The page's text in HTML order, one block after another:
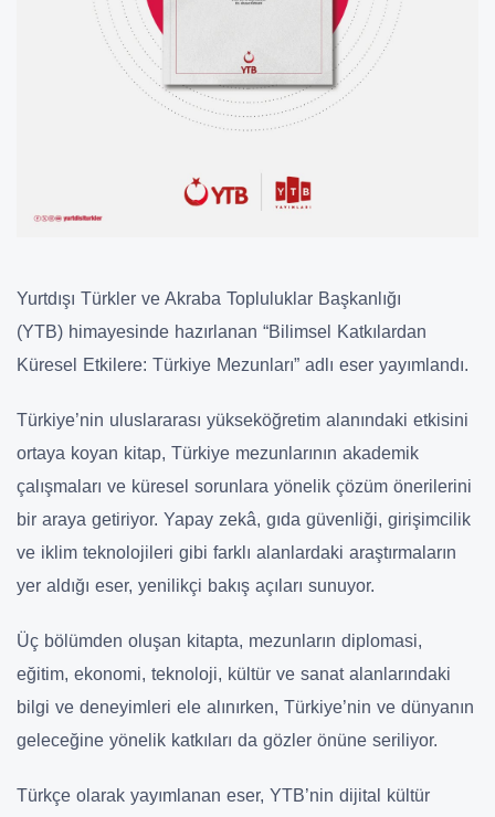
Yurtdışı Türkler ve Akraba Topluluklar Başkanlığı
(YTB) himayesinde hazırlanan “Bilimsel Katkılardan
Küresel Etkilere: Türkiye Mezunları” adlı eser yayımlandı.
Türkiye’nin uluslararası yükseköğretim alanındaki etkisini
ortaya koyan kitap, Türkiye mezunlarının akademik
çalışmaları ve küresel sorunlara yönelik çözüm önerilerini
bir araya getiriyor. Yapay zekâ, gıda güvenliği, girişimcilik
ve iklim teknolojileri gibi farklı alanlardaki araştırmaların
yer aldığı eser, yenilikçi bakış açıları sunuyor.
Üç bölümden oluşan kitapta, mezunların diplomasi,
eğitim, ekonomi, teknoloji, kültür ve sanat alanlarındaki
bilgi ve deneyimleri ele alınırken, Türkiye’nin ve dünyanın
geleceğine yönelik katkıları da gözler önüne seriliyor.
Türkçe olarak yayımlanan eser, YTB’nin dijital kültür